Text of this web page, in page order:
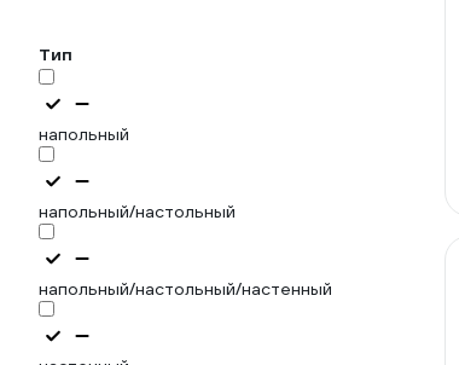
Тип
напольный
напольный/настольный
напольный/настольный/настенный